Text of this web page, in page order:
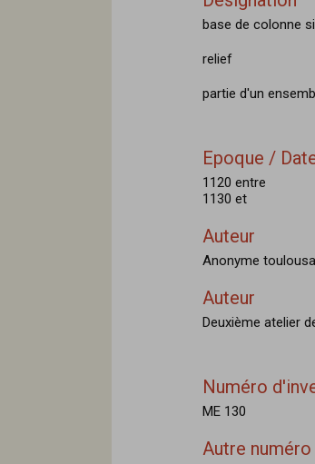
base de colonne
relief
partie d'un
Epoque /
1120 entre
1130 et
Auteur
Anonyme
Auteur
Deuxième atelier
Numéro
ME 130
Autre numéro